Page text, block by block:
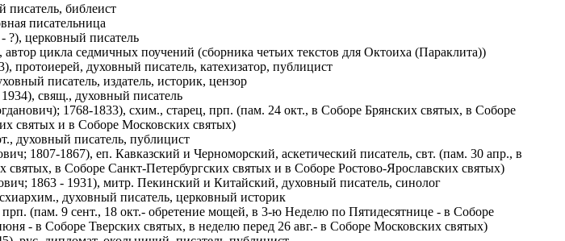
писатель, библеист
писательница
церковный писатель
цикла седмичных поучений (сборника четьих текстов для Октоиха (Параклита))
протоиерей, духовный писатель, катехизатор, публицист
писатель, издатель, историк, цензор
свящ., духовный писатель
1768-1833), схим., старец, прп. (пам. 24 окт., в Соборе Брянских святых, в Соборе
святых и в Соборе Московских святых)
духовный писатель, публицист
1807-1867), еп. Кавказский и Черноморский, аскетический писатель, свт. (пам. 30 апр., в
в Соборе Санкт-Петербургских святых и в Соборе Ростово-Ярославских святых)
1863 - 1931), митр. Пекинский и Китайский, духовный писатель, синолог
духовный писатель, церковный историк
(пам. 9 сент., 18 окт.- обретение мощей, в 3-ю Неделю по Пятидесятнице - в Соборе
- в Соборе Тверских святых, в неделю перед 26 авг.- в Соборе Московских святых)